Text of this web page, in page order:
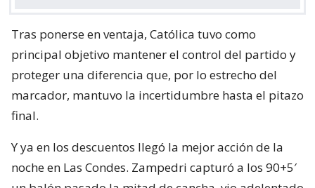
Tras ponerse en ventaja, Católica tuvo como
principal objetivo mantener el control del partido y
proteger una diferencia que, por lo estrecho del
marcador, mantuvo la incertidumbre hasta el pitazo
final.
Y ya en los descuentos llegó la mejor acción de la
noche en Las Condes. Zampedri capturó a los 90+5′